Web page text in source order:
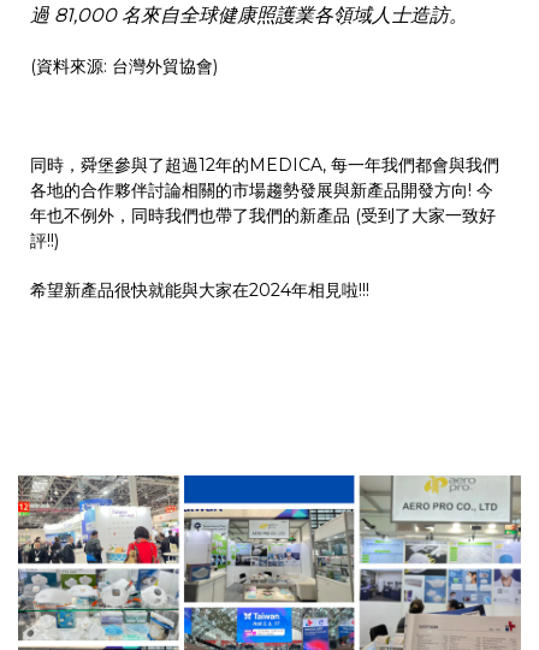
過 81,000 名來自全球健康照護業各領域人士造訪。
(資料來源: 台灣外貿協會)
同時，舜堡參與了超過12年的MEDICA, 每一年我們都會與我們
各地的合作夥伴討論相關的市場趨勢發展與新產品開發方向! 今
年也不例外，同時我們也帶了我們的新產品 (受到了大家一致好
評!!)
希望新產品很快就能與大家在2024年相見啦!!!